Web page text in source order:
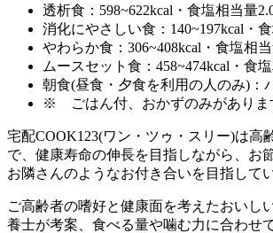
透析食：598~622kcal・食塩相当量
消化にやさしい食：140~197kcal・
やわらか食：306~408kcal・食塩相
ムースセット食：458~474kcal・食
朝食(昼食・夕食を利用の人のみ)：
※ ごはん付、おかずのみがありま
宅配COOK123(ワン・ツゥ・スリー)は高
で、健康寿命の伸長を目指しながら、お
お隣さんのようなお付き合いを目指して
ご高齢者の嗜好と健康面を考えたおいし
養士が考案、食べる量や噛む力に合わせ